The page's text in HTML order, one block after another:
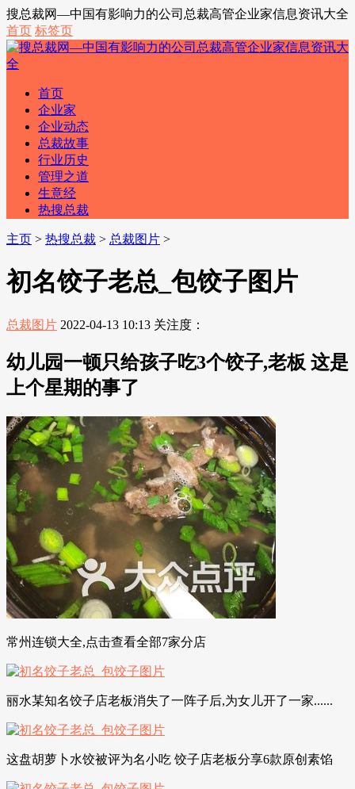
搜总裁网—中国有影响力的公司总裁高管企业家信息资讯大全
首页 标签页
首页
企业家
企业动态
总裁故事
行业历史
管理之道
生意经
热搜总裁
主页 > 热搜总裁 > 总裁图片 >
初名饺子老总_包饺子图片
总裁图片 2022-04-13 10:13 关注度：
幼儿园一顿只给孩子吃3个饺子,老板 这是
上个星期的事了
常州连锁大全,点击查看全部7家分店
丽水某知名饺子店老板消失了一阵子后,为女儿开了一家......
这盘胡萝卜水饺被评为名小吃 饺子店老板分享6款原创素馅